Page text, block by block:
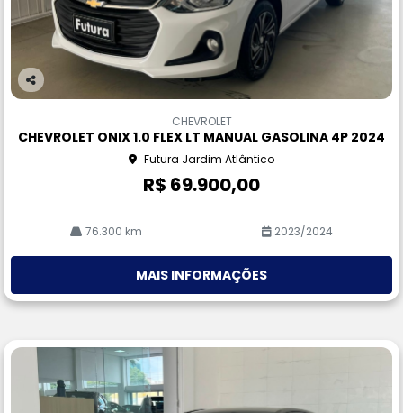
Co
rtil
CHEVROLET
CHEVROLET ONIX 1.0 FLEX LT MANUAL GASOLINA 4P 2024
Futura Jardim Atlântico
R$ 69.900,00
76.300 km 2023/2024
MAIS INFORMAÇÕES